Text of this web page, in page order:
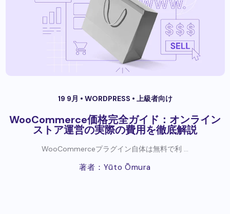
19 9月 • WORDPRESS • 上級者向け
WooCommerce価格完全ガイド：オンライン
ストア運営の実際の費用を徹底解説
WooCommerceプラグイン自体は無料で利 ...
著者：Yūto Ōmura